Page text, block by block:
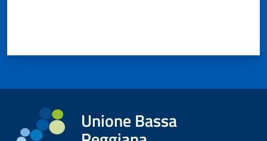
Unione Bassa